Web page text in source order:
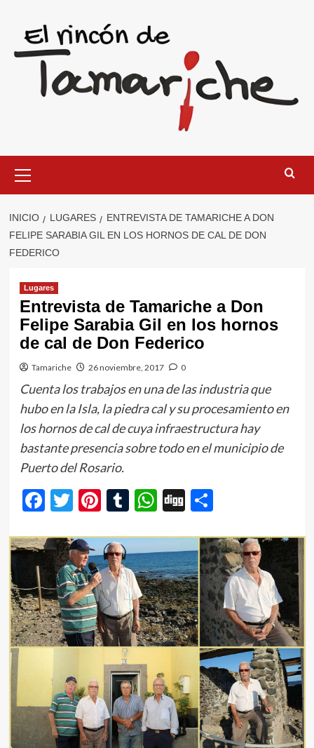
contenido
primario
INICIO LUGARES
ENTREVISTA DE TAMARICHE A DON
FELIPE SARABIA GIL EN LOS HORNOS DE CAL DE DON
FEDERICO
Lugares
Entrevista de Tamariche a Don
Felipe Sarabia Gil en los hornos
de cal de Don Federico
Tamariche 26 noviembre, 2017 0
Cuenta los trabajos en una de las industria que
hubo en la Isla, la piedra cal y su procesamiento en
los hornos de cal de cuya infraestructura hay
bastante presencia sobre todo en el municipio de
Puerto del Rosario.
Facebook
Twitter
Pinterest
Tumblr
WhatsApp
Digg